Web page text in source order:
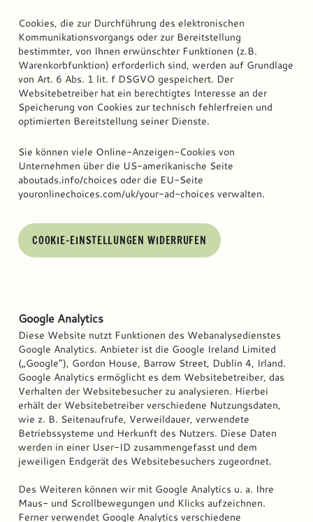
Cookies, die zur Durchführung des elektronischen
Kommunikationsvorgangs oder zur Bereitstellung
bestimmter, von Ihnen erwünschter Funktionen (z.B.
Warenkorbfunktion) erforderlich sind, werden auf Grundlage
von Art. 6 Abs. 1 lit. f DSGVO gespeichert. Der
Websitebetreiber hat ein berechtigtes Interesse an der
Speicherung von Cookies zur technisch fehlerfreien und
optimierten Bereitstellung seiner Dienste.
Sie können viele Online-Anzeigen-Cookies von
Unternehmen über die US-amerikanische Seite
aboutads.info/choices oder die EU-Seite
youronlinechoices.com/uk/your-ad-choices verwalten.
COOKIE-EINSTELLUNGEN WIDERRUFEN
Google Analytics
Diese Website nutzt Funktionen des Webanalysedienstes
Google Analytics. Anbieter ist die Google Ireland Limited
(„Google“), Gordon House, Barrow Street, Dublin 4, Irland.
Google Analytics ermöglicht es dem Websitebetreiber, das
Verhalten der Websitebesucher zu analysieren. Hierbei
erhält der Websitebetreiber verschiedene Nutzungsdaten,
wie z. B. Seitenaufrufe, Verweildauer, verwendete
Betriebssysteme und Herkunft des Nutzers. Diese Daten
werden in einer User-ID zusammengefasst und dem
jeweiligen Endgerät des Websitebesuchers zugeordnet.
Des Weiteren können wir mit Google Analytics u. a. Ihre
Maus- und Scrollbewegungen und Klicks aufzeichnen.
Ferner verwendet Google Analytics verschiedene